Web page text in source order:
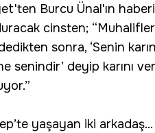
Burcu Ünal'ın
cinsten;
sonra, ‘Senin
senindir’ deyip karını
yaşayan iki